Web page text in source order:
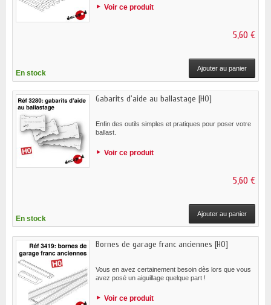
Voir ce produit
5,60 €
En stock
Ajouter au panier
Gabarits d'aide au ballastage [HO]
Enfin des outils simples et pratiques pour poser votre
ballast.
Voir ce produit
5,60 €
En stock
Ajouter au panier
Bornes de garage franc anciennes [HO]
Vous en avez certainement besoin dès lors que vous
avez posé un aiguillage quelque part !
Voir ce produit